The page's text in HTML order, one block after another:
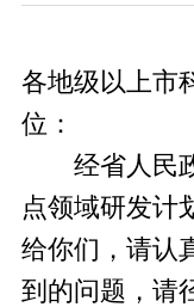
各地级以上市
位：
经省人民政
点领域研发计
给你们，请认
到的问题，请